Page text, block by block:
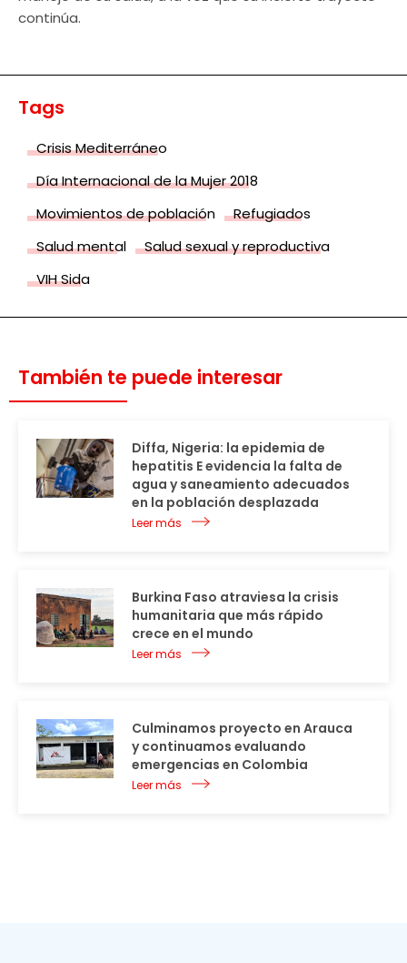
continúa.
Tags
Crisis Mediterráneo
Día Internacional de la Mujer 2018
Movimientos de población
Refugiados
Salud mental
Salud sexual y reproductiva
VIH Sida
También te puede interesar
Diffa, Nigeria: la epidemia de
hepatitis E evidencia la falta de
agua y saneamiento adecuados
en la población desplazada
Leer más
Burkina Faso atraviesa la crisis
humanitaria que más rápido
crece en el mundo
Leer más
Culminamos proyecto en Arauca
y continuamos evaluando
emergencias en Colombia
Leer más